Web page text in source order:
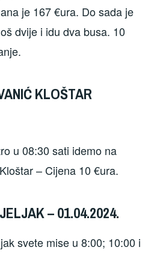
je 167 €ura. Do sada je
dvije i idu dva busa. 10
KLOŠTAR
u 08:30 sati idemo na
– Cijena 10 €ura.
– 01.04.2024.
svete mise u 8:00; 10:00 i